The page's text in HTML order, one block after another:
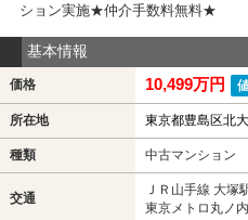
ション実施★仲介手数料無料★
基本情報
価格 10,499万円
所在地 東京都豊島区北
種類 中古マンション
交通
ＪＲ山手線 大塚
東京メトロ丸ノ